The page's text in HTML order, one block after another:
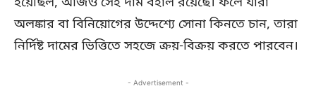
অলঙ্কার বা বিনিয়োগের উদ্দেশ্যে সোনা কিনতে চান, তারা
নির্দিষ্ট দামের ভিত্তিতে সহজে ক্রয়-বিক্রয় করতে পারবেন।
- Advertisement -